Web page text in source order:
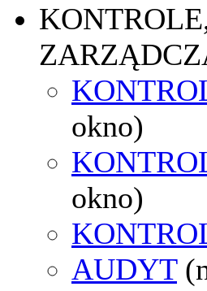
okno)
okno)
AUDYT